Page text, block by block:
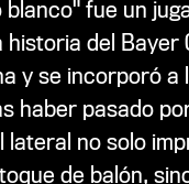
blanco" fue un
historia del Bayer
y se incorporó a
haber pasado
lateral no solo
de balón,